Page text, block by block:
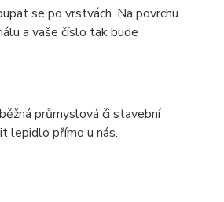
se po vrstvách. Na povrchu
a vaše číslo tak bude
průmyslová či stavební
lepidlo přímo u nás.